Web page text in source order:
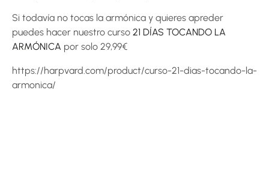
Si todavía no tocas la armónica y quieres apreder
puedes hacer nuestro curso 21 DÍAS TOCANDO LA
ARMÓNICA por solo 29,99€
https://harpvard.com/product/curso-21-dias-tocando-la-
armonica/